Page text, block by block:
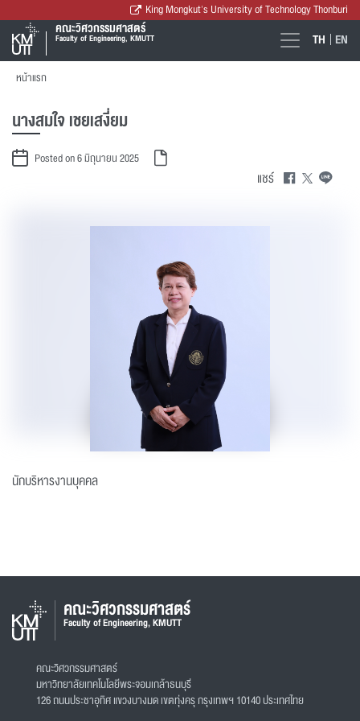
King Mongkut's University of Technology Thonburi
คณะวิศวกรรมศาสตร์
Faculty of Engineering, KMUTT TH EN
หน้าแรก
นางสมใจ เชยเสงี่ยม
Posted on 6 มิถุนายน 2025
แชร์
นักบริหารงานบุคคล
คณะวิศวกรรมศาสตร์
Faculty of Engineering, KMUTT
คณะวิศวกรรมศาสตร์
มหาวิทยาลัยเทคโนโลยีพระจอมเกล้าธนบุรี
126 ถนนประชาอุทิศ แขวงบางมด เขตทุ่งครุ กรุงเทพฯ 10140 ประเทศไทย